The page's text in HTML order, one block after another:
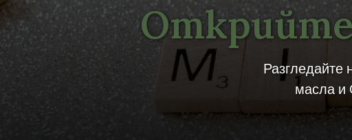
Открийте
Разгледайте
масла и